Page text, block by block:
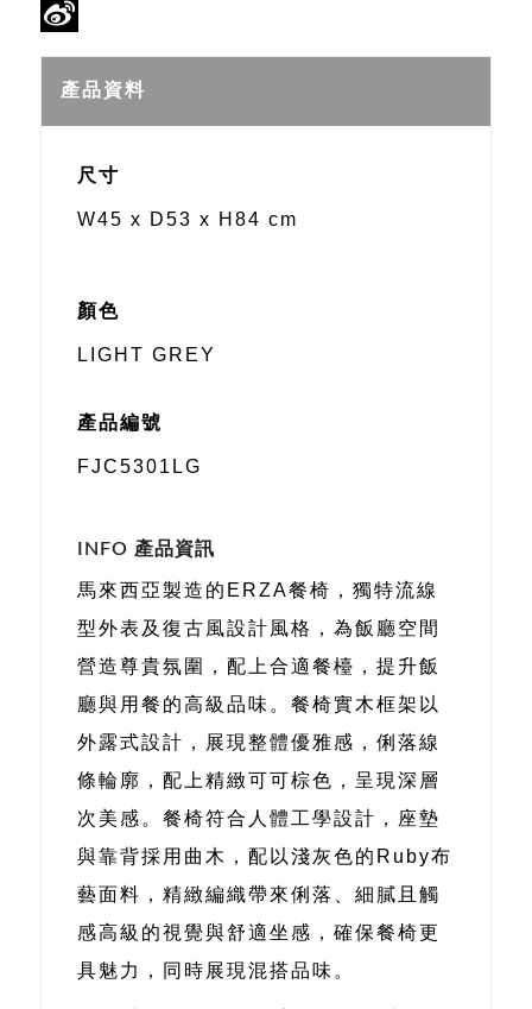
WeChat
Weibo
產品資料
尺寸
W45 x D53 x H84 cm
顏色
LIGHT GREY
產品編號
FJC5301LG
INFO 產品資訊
馬來西亞製造的ERZA餐椅，獨特流線
型外表及復古風設計風格，為飯廳空間
營造尊貴氛圍，配上合適餐檯，提升飯
廳與用餐的高級品味。餐椅實木框架以
外露式設計，展現整體優雅感，俐落線
條輪廓，配上精緻可可棕色，呈現深層
次美感。餐椅符合人體工學設計，座墊
與靠背採用曲木，配以淺灰色的Ruby布
藝面料，精緻編織帶來俐落、細膩且觸
感高級的視覺與舒適坐感，確保餐椅更
具魅力，同時展現混搭品味。